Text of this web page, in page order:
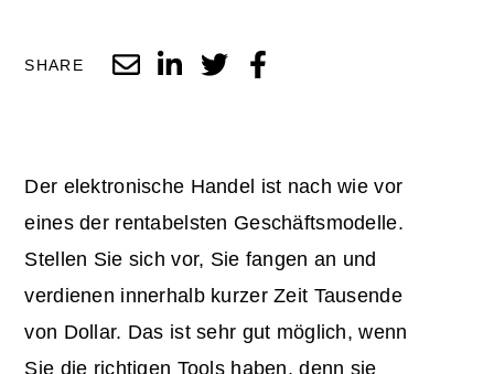
SHARE
Der elektronische Handel ist nach wie vor
eines der rentabelsten Geschäftsmodelle.
Stellen Sie sich vor, Sie fangen an und
verdienen innerhalb kurzer Zeit Tausende
von Dollar. Das ist sehr gut möglich, wenn
Sie die richtigen Tools haben, denn sie